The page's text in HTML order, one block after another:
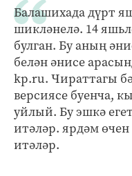
Балашихада дүрт
шикләнелә. 14
булган. Бу аның
белән әнисе
kp.ru. Чираттагы
версиясе буенча,
уйлый. Бу эшкә
итәләр. ярдәм өчен
итәләр.